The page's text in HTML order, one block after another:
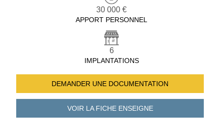
30 000 €
APPORT PERSONNEL
6
IMPLANTATIONS
DEMANDER UNE DOCUMENTATION
VOIR LA FICHEENSEIGNE